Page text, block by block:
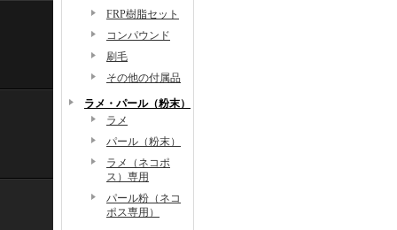
FRP樹脂セット
コンパウンド
刷毛
その他の付属品
ラメ・パール（粉末）
ラメ
パール（粉末）
ラメ（ネコポ
ス）専用
パール粉（ネコ
ポス専用）